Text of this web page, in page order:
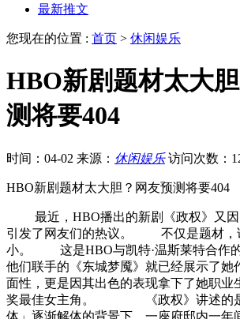
最新推文
您现在的位置 : 首页 > 休闲娱乐
HBO新剧题材太大
测将要404
时间：04-02 来源： 休闲娱乐 访问次数：
HBO新剧题材太大胆？网友预测将要404
最近，HBO播出的新剧《政权》又因
引发了网友们的热议。 不仅是题材，
小。 这是HBO与凯特·温斯莱特合作
他们联手的《东城梦魇》就已经展示了她
面性，更是因其出色的表现拿下了她职业
奖最佳女主角。 《政权》讲述的是
体」逐渐解体的背景下，一座府邸内一